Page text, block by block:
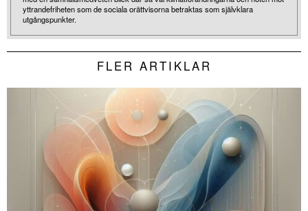
yttrandefriheten som de sociala orättvisorna betraktas som självklara
utgångspunkter.
FLER ARTIKLAR